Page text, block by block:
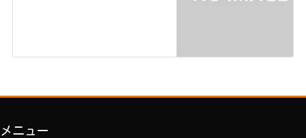
メニュー